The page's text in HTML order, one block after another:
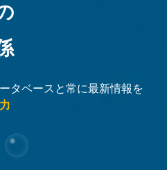
タベースと常に最新情報を